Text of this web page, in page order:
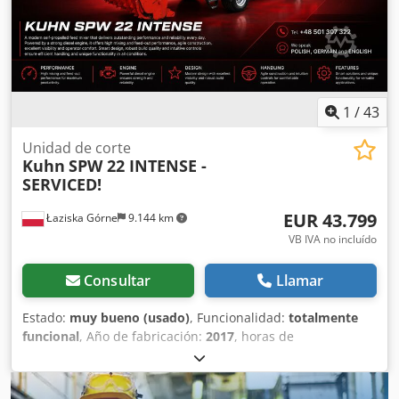
cuchilla giratoria y matrices varias, grupo hidráulico con
enfriador de aceite. Si es necesario, también está
disponible el secador de cinta correspondiente.
Cjdsvlwchspfx Ac Toha Por favor enviar consultas por
correo electrónico, gracias.
1 /43
Łaziska Górne 9.144 km
Unidad de corte
Kuhn SPW 22 INTENSE -
SERVICED!
EUR 43.799
VB IVA no incluído
Consultar Llamar
Estado: muy bueno (usado), Funcionalidad: totalmente
funcional, Año de fabricación: 2017, horas de
, color:
Concesionario autorizado de la marca SUBARU en Łaziska
Górne ofrece: Kuhn SPW 22 Intense – Se trata de un carro